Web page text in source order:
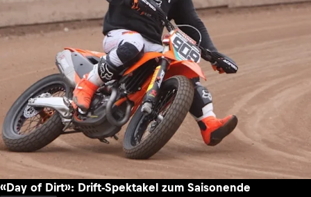
«Day of Dirt»: Drift-Spektakel zum Saisonende